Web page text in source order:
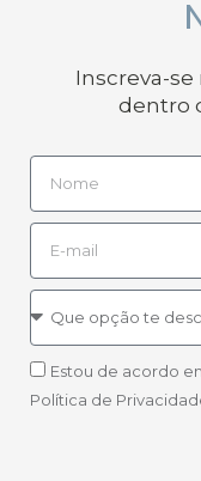
Inscreva-
dentro
Estou de acordo
Política de